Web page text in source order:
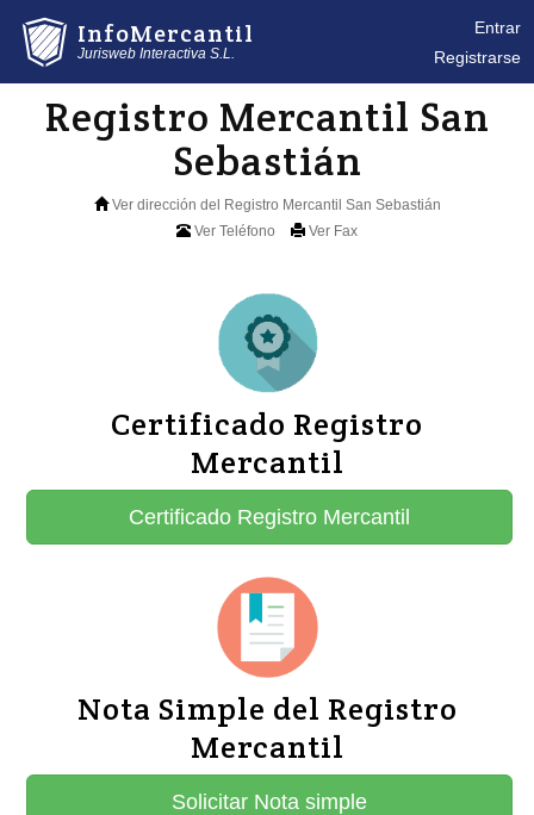
InfoMercantil
Jurisweb Interactiva S.L.
Entrar
Registrarse
Registro Mercantil San
Sebastián
Ver dirección del Registro Mercantil San Sebastián
Ver Teléfono
Ver Fax
Certificado Registro
Mercantil
Certificado Registro Mercantil
Nota Simple del Registro
Mercantil
Solicitar Nota simple